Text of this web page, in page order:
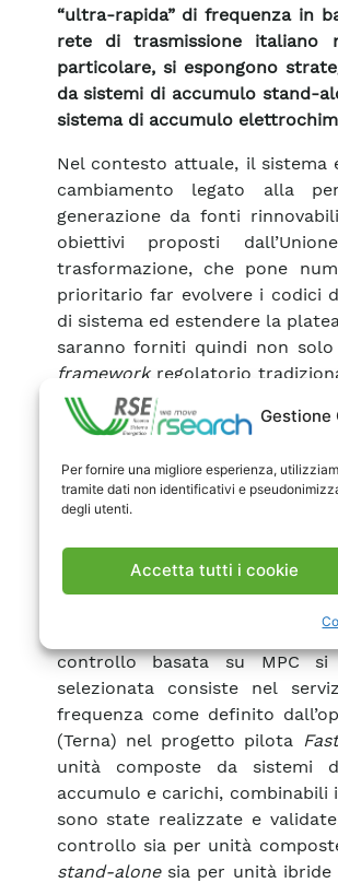
Gestione
Per fornire una migliore esperienza,
tramite dati non identificativi e
degli utenti.
Accetta tutti i cookie
“ultra-rapida” di frequenza in
rete di trasmissione italiano
particolare, si espongono
da sistemi di accumulo stand-
sistema di accumulo
Nel contesto attuale, il
cambiamento legato alla
generazione da fonti
obiettivi proposti
trasformazione, che pone
prioritario far evolvere i codici
di sistema ed estendere la
saranno forniti quindi non
frameworkregolatorio
dai carichi e dai sistemi di
Il presente studio pone
comeModel Predictive
approccio, se confrontato
maggior efficacia dei vincoli di
Dopo uno studio accurato
particolare applicazione,
controllo basata su MPC si
selezionata consiste nel
frequenza come definito
(Terna) nel progetto pilota
unità composte da sistemi
accumulo e carichi,
sono state realizzate e
controllo sia per unità
stand-alonesia per unità ibride